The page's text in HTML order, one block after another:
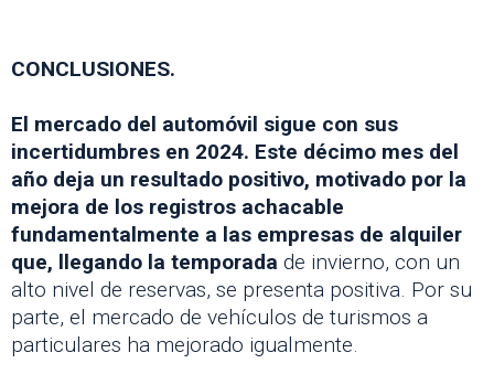
CONCLUSIONES.
El mercado del automóvil sigue con sus
incertidumbres en 2024. Este décimo mes del
año deja un resultado positivo, motivado por la
mejora de los registros achacable
fundamentalmente a las empresas de alquiler
que, llegando la temporada de invierno, con un
alto nivel de reservas, se presenta positiva. Por su
parte, el mercado de vehículos de turismos a
particulares ha mejorado igualmente.